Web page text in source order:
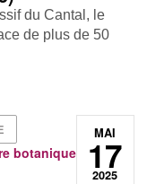
du Cantal, le
de plus de 50
botanique
MAI
17
2025